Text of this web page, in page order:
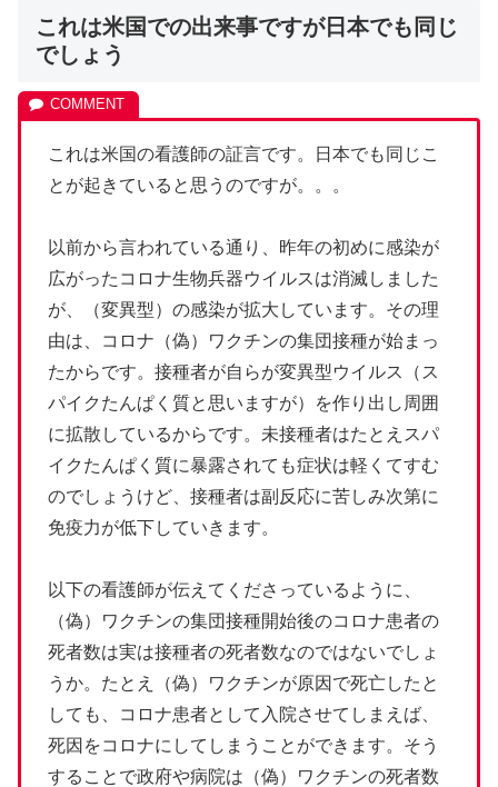
これは米国での出来事ですが日本でも同じ
でしょう
これは米国の看護師の証言です。日本でも同じこ
とが起きていると思うのですが。。。
以前から言われている通り、昨年の初めに感染が
広がったコロナ生物兵器ウイルスは消滅しました
が、（変異型）の感染が拡大しています。その理
由は、コロナ（偽）ワクチンの集団接種が始まっ
たからです。接種者が自らが変異型ウイルス（ス
パイクたんぱく質と思いますが）を作り出し周囲
に拡散しているからです。未接種者はたとえスパ
イクたんぱく質に暴露されても症状は軽くてすむ
のでしょうけど、接種者は副反応に苦しみ次第に
免疫力が低下していきます。
以下の看護師が伝えてくださっているように、
（偽）ワクチンの集団接種開始後のコロナ患者の
死者数は実は接種者の死者数なのではないでしょ
うか。たとえ（偽）ワクチンが原因で死亡したと
しても、コロナ患者として入院させてしまえば、
死因をコロナにしてしまうことができます。そう
することで政府や病院は（偽）ワクチンの死者数